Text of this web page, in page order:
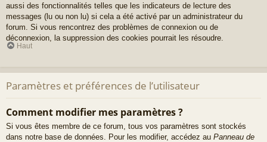
aussi des fonctionnalités telles que les indicateurs de lecture des
messages (lu ou non lu) si cela a été activé par un administrateur du
forum. Si vous rencontrez des problèmes de connexion ou de
déconnexion, la suppression des cookies pourrait les résoudre.
Haut
Paramètres et préférences de l’utilisateur
Comment modifier mes paramètres ?
Si vous êtes membre de ce forum, tous vos paramètres sont stockés
dans notre base de données. Pour les modifier, accédez au Panneau de